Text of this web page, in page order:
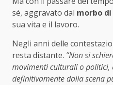
sé, aggravato dal morbo
sua vita e il lavoro.
Negli anni delle
resta distante. “Non si
movimenti culturali o
definitivamente dalla scena